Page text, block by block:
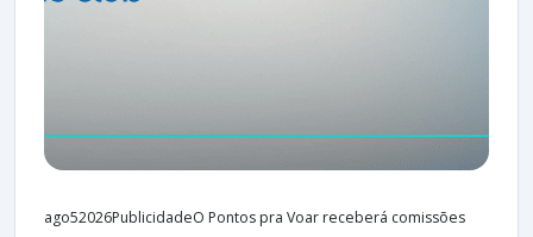
ago52026PublicidadeO Pontos pra Voar receberá comissões